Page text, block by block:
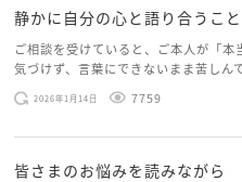
静かに自分の心と語り合うこと
ご相談を受けていると、ご本人が「本
気づけず、言葉にできないまま苦しん
ースがありますお悩みというのは、心
層心理）に触れることで、まったく違
2026年1月14日 7759
皆さまのお悩みを読みながら